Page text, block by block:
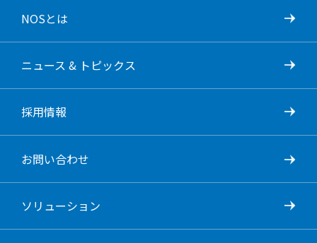
NOSとは
ニュース & トピックス
採用情報
お問い合わせ
ソリューション